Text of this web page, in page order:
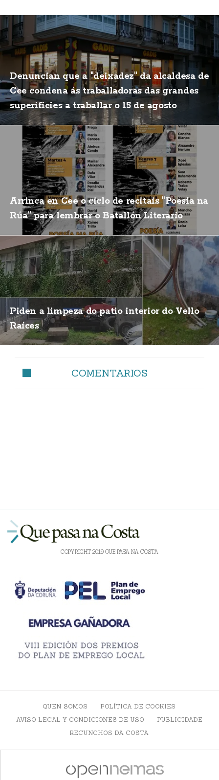
Denuncian que a "deixadez" da alcaldesa de
Cee condena ás traballadoras das grandes
superificies a traballar o 15 de agosto
Arrinca en Cee o ciclo de recitais "Poesía na
Rúa" para lembrar o Batallón Literario
Piden a limpeza do patio interior do Vello
Raíces
COMENTARIOS
COPYRIGHT 2019 QUE PASA NA COSTA
QUEN SOMOS
POLÍTICA DE COOKIES
AVISO LEGAL Y CONDICIONES DE USO
PUBLICIDADE
RECUNCHOS DA COSTA